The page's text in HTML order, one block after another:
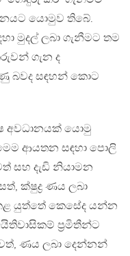
යොමුව තිබේ.
මුදල් ලබා ගැනීමට තම
ගැන ද
බවද සඳහන් කොට
අවධානයක් යොමු
ආයතන සඳහා පොලි
සහ දැඩි නියාමන
ක්ෂුද්‍ර ණය ලබා
යුත්තේ කෙසේද යන්න
ප‍්‍රමිතීන්ට
ණය ලබා දෙන්නන්